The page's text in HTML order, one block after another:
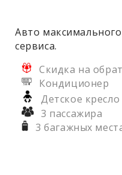
Авто
сервиса.
Скидка на
Кондиционер
Детское
3 пассажира
3 багажных